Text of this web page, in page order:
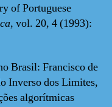
of Portuguese
, vol. 20, 4 (1993):
Brasil: Francisco de
Inverso dos Limites,
algorítmicas